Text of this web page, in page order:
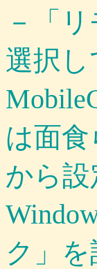
－「
選択
は面
から
ク」